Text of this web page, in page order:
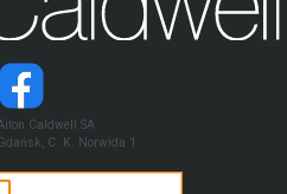
Caldwell SA
C. K. Norwida 1